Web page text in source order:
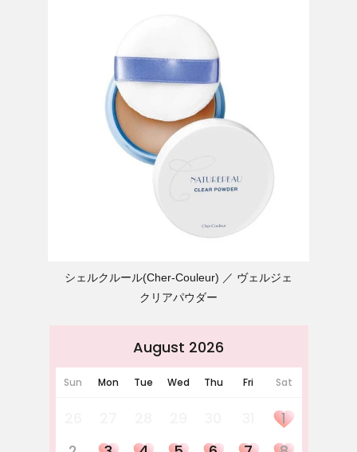
シェルクルール(Cher-Couleur)
ヴェルジェ
クリアパウダー
August 2026
Sun Mon Tue Wed Thu Fri Sat
1